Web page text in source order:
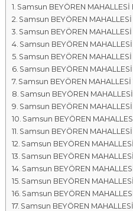
a
l
a
r
ı
Samsun BEYÖREN
Samsun BEYÖREN
Samsun BEYÖREN
Samsun BEYÖREN
Samsun BEYÖREN
Samsun BEYÖREN
Samsun BEYÖREN
Samsun BEYÖREN
Samsun BEYÖREN
Samsun BEYÖREN
Samsun BEYÖREN
Samsun BEYÖREN
Samsun BEYÖREN
Samsun BEYÖREN
Samsun BEYÖREN
Samsun BEYÖREN
Samsun BEYÖREN